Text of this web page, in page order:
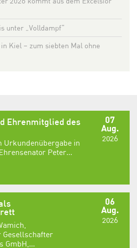
unter „Volldampf“
Kiel – zum siebten Mal ohne
07
Aug.
2026
Ehrenmitglied des
Urkundenübergabe in
Peter...
06
Aug.
2026
Gesellschafter
GmbH,...